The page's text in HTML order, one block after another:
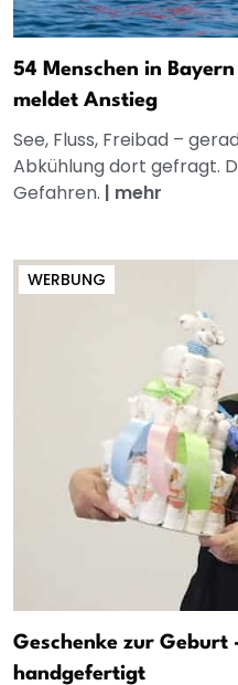
54 Menschen in
meldet Anstieg
See, Fluss, Freibad –
Abkühlung dort gefragt.
Gefahren. | mehr
WERBUNG
Geschenke zur Geburt
handgefertigt